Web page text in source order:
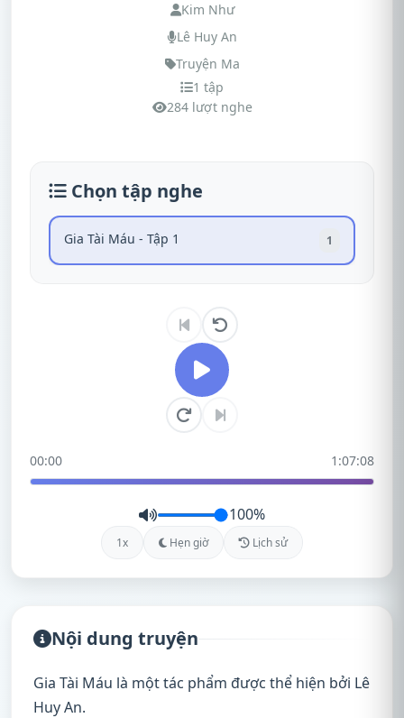
Kim Như
Lê Huy An
Truyện Ma
1 tập
284 lượt nghe
Chọn tập nghe
Gia Tài Máu - Tập 1 1
00:00 1:07:08
100%
1x Hẹn giờ Lịch sử
Nội dung truyện
Gia Tài Máu là một tác phẩm được thể hiện bởi Lê
Huy An.